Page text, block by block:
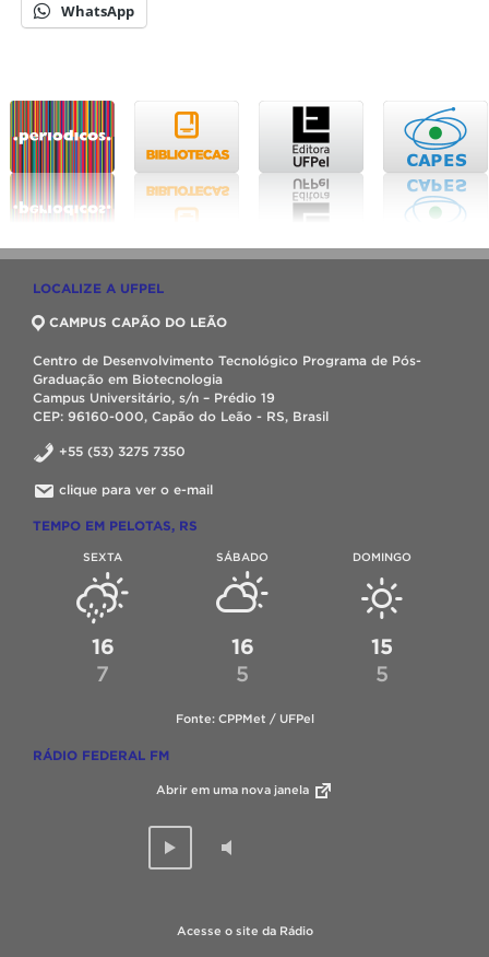
WhatsApp
LOCALIZE A UFPEL
CAMPUS CAPÃO DO LEÃO
Centro de Desenvolvimento Tecnológico Programa de Pós-
Graduação em Biotecnologia
Campus Universitário, s/n – Prédio 19
CEP: 96160-000, Capão do Leão - RS, Brasil
+55 (53) 3275 7350
clique para ver o e-mail
TEMPO EM PELOTAS, RS
SEXTA
16
7
SÁBADO
16
5
DOMINGO
15
5
Fonte: CPPMet / UFPel
RÁDIO FEDERAL FM
Abrir em uma nova janela
Acesse o site da Rádio